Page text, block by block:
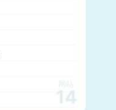
网站
14